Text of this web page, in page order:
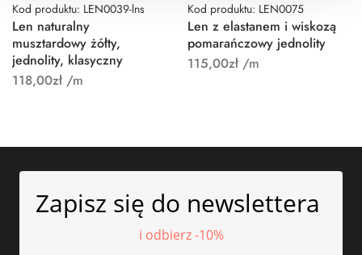
Kod produktu: LEN0039-lns
Len naturalny
musztardowy żółty,
jednolity, klasyczny
118,00zł/m
Kod produktu: LEN0075
Len z elastanem i wiskozą
pomarańczowy jednolity
115,00zł/m
Zapisz się do newslettera
i odbierz -10%